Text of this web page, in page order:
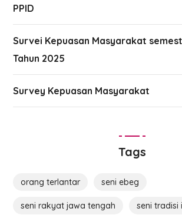
PPID
Survei Kepuasan Masyarakat
Tahun 2025
Survey Kepuasan Masyarakat
Tags
orang terlantar seni ebeg
seni rakyat jawa tengah seni tradisi